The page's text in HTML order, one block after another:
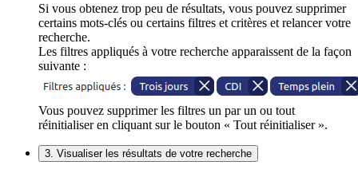
Si vous obtenez trop peu de résultats, vous pouvez supprimer
certains mots-clés ou certains filtres et critères et relancer votre
recherche.
Les filtres appliqués à votre recherche apparaissent de la façon
suivante :
Vous pouvez supprimer les filtres un par un ou tout
réinitialiser en cliquant sur le bouton « Tout réinitialiser ».
3. Visualiser les résultats de votre recherche